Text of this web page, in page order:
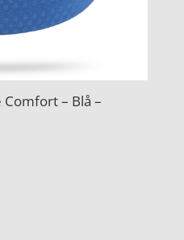
Comfort – Blå –